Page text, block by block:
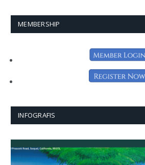
MEMBERSHIP
INFOGRAFIS